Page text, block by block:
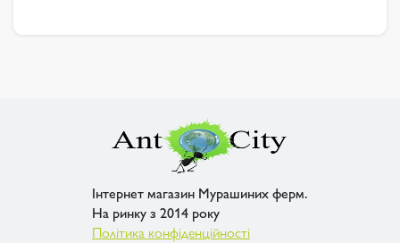
Інтернет магазин Мурашиних ферм.
На ринку з 2014 року
Політика конфіденційності